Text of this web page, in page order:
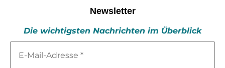
Newsletter
Die wichtigsten Nachrichten im Überblick
Mail-